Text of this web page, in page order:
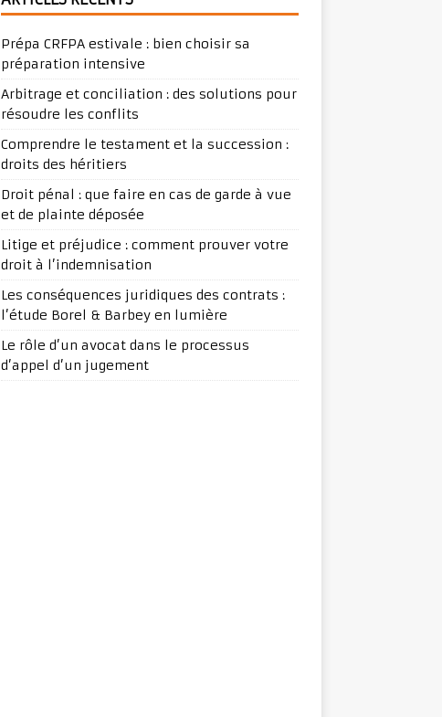
Prépa CRFPA estivale : bien choisir sa
préparation intensive
Arbitrage et conciliation : des solutions pour
résoudre les conflits
Comprendre le testament et la succession :
droits des héritiers
Droit pénal : que faire en cas de garde à vue
et de plainte déposée
Litige et préjudice : comment prouver votre
droit à l’indemnisation
Les conséquences juridiques des contrats :
l’étude Borel & Barbey en lumière
Le rôle d’un avocat dans le processus
d’appel d’un jugement